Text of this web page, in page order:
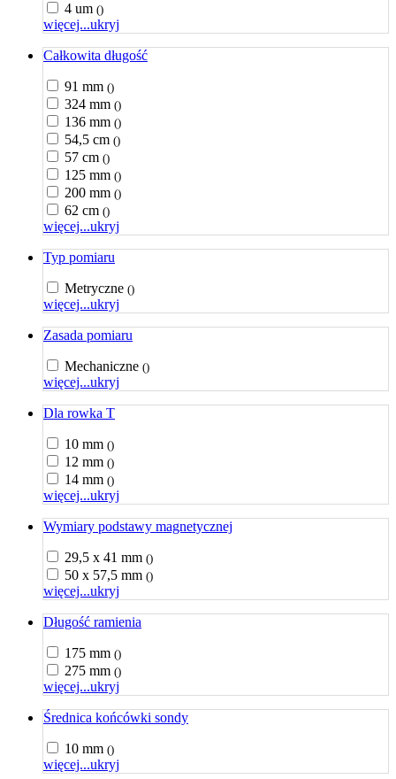
4 um ()
więcej...ukryj
Całkowita długość
91 mm ()
324 mm ()
136 mm ()
54,5 cm ()
57 cm ()
125 mm ()
200 mm ()
62 cm ()
więcej...ukryj
Typ pomiaru
Metryczne ()
więcej...ukryj
Zasada pomiaru
Mechaniczne ()
więcej...ukryj
Dla rowka T
10 mm ()
12 mm ()
14 mm ()
więcej...ukryj
Wymiary podstawy magnetycznej
29,5 x 41 mm ()
50 x 57,5 mm ()
więcej...ukryj
Długość ramienia
175 mm ()
275 mm ()
więcej...ukryj
Średnica końcówki sondy
10 mm ()
więcej...ukryj